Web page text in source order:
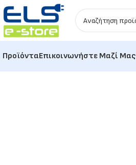
ΠροϊόνταΕπικοινωνήστε Μαζί Μας